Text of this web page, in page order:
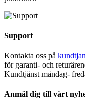
Support
Kontakta oss på
för garanti- och
Kundtjänst måndag-
Anmäl dig till vårt